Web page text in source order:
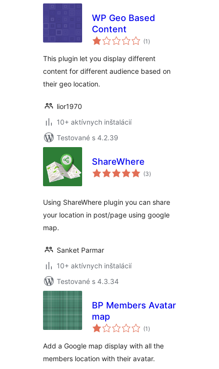
WP Geo Based
Content
(1 celkové
hodnotenie
)
This plugin let you display different
content for different audience based on
their geo location.
lior1970
10+ aktívnych inštalácií
Testované s 4.2.39
ShareWhere
(3celkové
hodnotenie
)
Using ShareWhere plugin you can share
your location in post/page using google
map.
Sanket Parmar
10+ aktívnych inštalácií
Testované s 4.3.34
BP Members Avatar
map
(1 celkové
hodnotenie
)
Add a Google map display with all the
members location with their avatar.